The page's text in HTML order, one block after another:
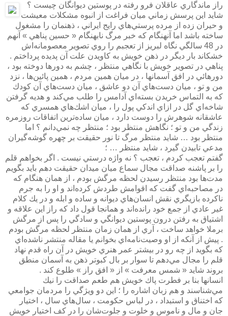
راز ماندگاري عاقلان فرو رفته در پوستين ديوانگان چيست ؟
شايد اين پرسش زماني ميان فراغت از انبوه مشكلات معيشت
و حيران زده از مرده پرستي‌هاي رايج ايراني ، ذهنمان را مشغول
ساخته باشد اما آنهنگام كه خبر مرگ نابهنگام « حسين پناهي » آنهم
در 48 سالگي نگاه لبريز از تعجبم را روي تصوير معصومانه‌اش
خشكاند بار ديگر در ذهن خويش به كاويدن علت آن پديده پرداختم .
پناهي در تصوير خويش با نگاهي منتظر ، چشم به دورها دوخته بود ،
دورهائي در افق آسمانها ، در ميان همين مردم ، همين پائين‌ها ، نزد
من و تو ، ميان دست‌هاي آن دو عاشق ، ميان دست‌هاي آن كودك
كه به التماس خريدن بسته‌اي آدامس را طلب مي‌كند و هديه گرفتن
شاخه‌اي گل در ازاي اندكي پول را ، ميان اشك‌هاي همسري كه
عاشقانه شوهرش را دوست دارد ، ميان ساده‌ترين اتفاقات روزمره
زندگي من و تو ؛ نگاهش منتظر بود ؛ منتظر چه نمي‌دانم ؟ اما
منتظر بود … شايد منتظر مرگ تا نور حقيقت بر چهره گوشه‌گيران
مدعي تابيدن گيرد ، شايد منتظر … ؛
گفتم تعجب كردم ، تعجب ؟ نه واژه درستي نيست . اگر بخواهم قلم
را بر پاشنه صداقت مجال سماع ميان ميدان حقيقت دهم بايد بگويم
مدت‌ها بود منتظر رسيدن لحظه مرگش بودم ، از همان هنگام كه
در مصاحبه‌اي گفت كه اقوامش طردش كرده‌اند و او را به جرم
ناكرده بازيگري نقش انسان‌هاي ديوانه و ساده و ابله و در يك كلام
غير عادي از جمع خود رانده‌اند و همانجا قول داد كه راز اين علاقه و
اشتياق به رفتن درون پوستين ديوانگي و سادگي را پس از مرگش
برملا خواهد ساخت ، آري از همان زمان منتظر لحظه مرگش بودم
. پيش از آنكه از او وصيت‌نامه‌اي بخوانم يا مقاله منتشر ناشده‌اي
كه بگويد از چه رو در بيشتر عمر هنري خويش در آن راه قدم نهاد
قلم را مجال مي‌دهم تا سوار بر بال كبوتر ذهن به آسمان منطق
بروند شايد « شمس معرفت » از « افق راز » طلوع كند .
انسانها بنا بر فطرت پاك خويش هم طعم صداقت را نيك
مي‌شناسند و هم زبان اشاره را ؛ اين دو ويژگي را مردمان جوامعي
كه اختناق و استبداد ، در لباس حكومت ، سال‌هاي سال ، اختيار
جان و مال و ناموس و خلوت و جلوت‌شان را در كف اختيار خويش